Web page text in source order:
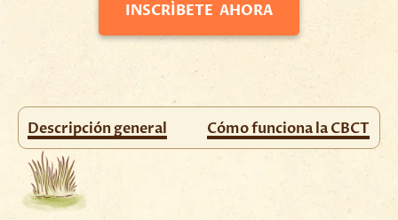
INSCRÍBETE AHORA
Descripción general Cómo funciona la CBCT